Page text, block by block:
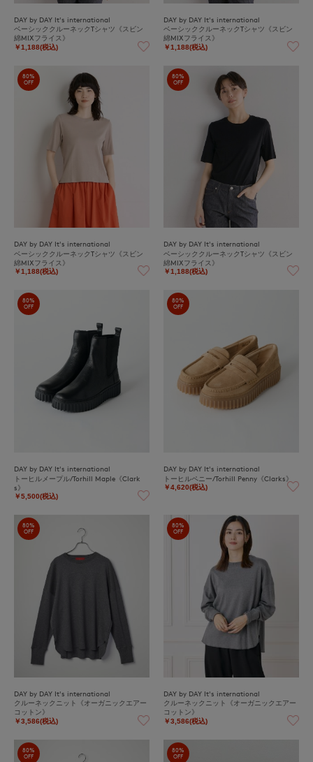
DAY by DAY It's international
ベーシッククルーネックTシャツ《スビン
綿MIXフライス》
￥1,188(税込)
DAY by DAY It's international
ベーシッククルーネックTシャツ《スビン
綿MIXフライス》
￥1,188(税込)
80%
OFF
DAY by DAY It's international
ベーシッククルーネックTシャツ《スビン
綿MIXフライス》
￥1,188(税込)
80%
OFF
DAY by DAY It's international
ベーシッククルーネックTシャツ《スビン
綿MIXフライス》
￥1,188(税込)
80%
OFF
DAY by DAY It's international
トーヒルメープル/Torhill Maple《Clark
s》
￥5,500(税込)
80%
OFF
DAY by DAY It's international
トーヒルペニー/Torhill Penny《Clarks》
￥4,620(税込)
80%
OFF
DAY by DAY It's international
クルーネックニット《オーガニックエアー
コットン》
￥3,586(税込)
80%
OFF
DAY by DAY It's international
クルーネックニット《オーガニックエアー
コットン》
￥3,586(税込)
80%
OFF
80%
OFF